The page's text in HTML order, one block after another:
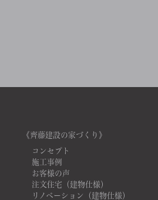
《齊藤建設の家づくり》
コンセプト
施工事例
お客様の声
注文住宅（建物仕様）
リノベーション（建物仕様）